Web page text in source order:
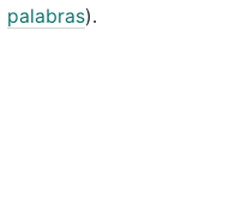
palabras).